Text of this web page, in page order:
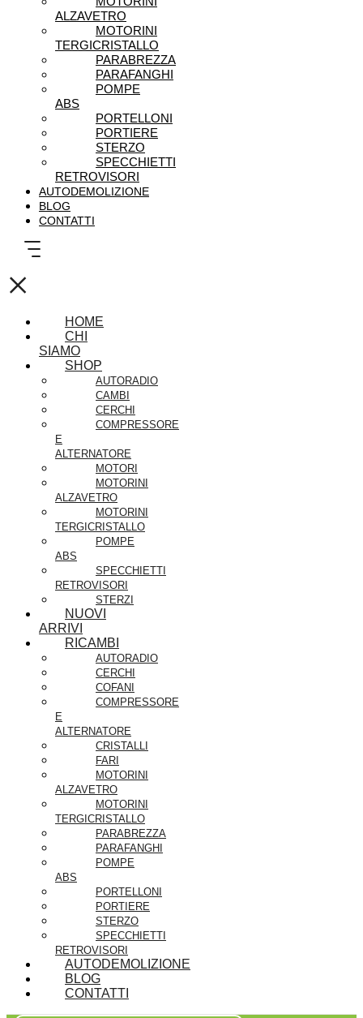
ALZAVETRO
MOTORINI
TERGICRISTALLO
PARABREZZA
PARAFANGHI
POMPE
ABS
PORTELLONI
PORTIERE
STERZO
SPECCHIETTI
RETROVISORI
AUTODEMOLIZIONE
BLOG
CONTATTI
×
HOME
CHI
SIAMO
SHOP
AUTORADIO
CAMBI
CERCHI
COMPRESSORE
E
ALTERNATORE
MOTORI
MOTORINI
ALZAVETRO
MOTORINI
TERGICRISTALLO
POMPE
ABS
SPECCHIETTI
RETROVISORI
STERZI
NUOVI
ARRIVI
RICAMBI
AUTORADIO
CERCHI
COFANI
COMPRESSORE
E
ALTERNATORE
CRISTALLI
FARI
MOTORINI
ALZAVETRO
MOTORINI
TERGICRISTALLO
PARABREZZA
PARAFANGHI
POMPE
ABS
PORTELLONI
PORTIERE
STERZO
SPECCHIETTI
RETROVISORI
AUTODEMOLIZIONE
BLOG
CONTATTI